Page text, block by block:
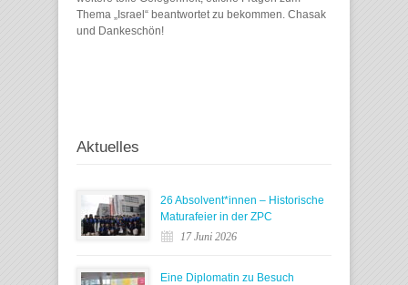
Thema „Israel“ beantwortet zu bekommen. Chasak
und Dankeschön!
Aktuelles
26 Absolvent*innen – Historische
Maturafeier in der ZPC
17 Juni 2026
Eine Diplomatin zu Besuch